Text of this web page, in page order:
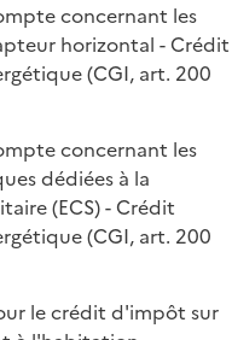
concernant les
horizontal - Crédit
(CGI, art. 200
concernant les
dédiées à la
(ECS) - Crédit
(CGI, art. 200
le crédit d'impôt sur